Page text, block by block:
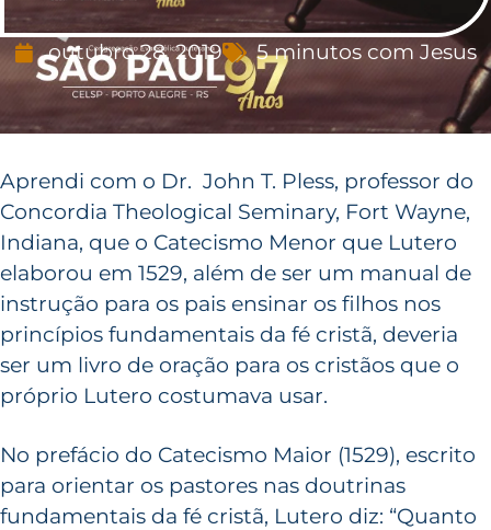
outubro 28, 2019 5 minutos com Jesus
Aprendi com o Dr. John T. Pless, professor do
Concordia Theological Seminary, Fort Wayne,
Indiana, que o Catecismo Menor que Lutero
elaborou em 1529, além de ser um manual de
instrução para os pais ensinar os filhos nos
princípios fundamentais da fé cristã, deveria
ser um livro de oração para os cristãos que o
próprio Lutero costumava usar.
No prefácio do Catecismo Maior (1529), escrito
para orientar os pastores nas doutrinas
fundamentais da fé cristã, Lutero diz: “Quanto